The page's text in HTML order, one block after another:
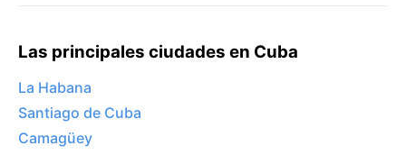
Las principales ciudades en Cuba
La Habana
Santiago de Cuba
Camagüey